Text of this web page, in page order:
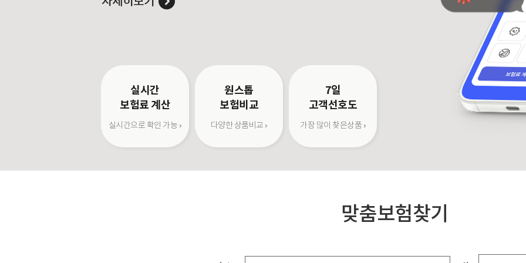
실시간
보험료 계산
실시간으로 확인 가능 ›
원스톱
보험비교
다양한 상품비교 ›
7일
고객선호도
가장 많이 찾은상품 ›
맞춤보험찾기